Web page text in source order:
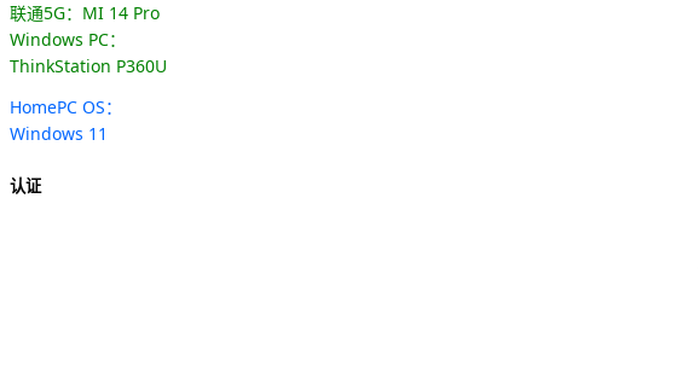
联通5G：MI 14 Pro
Windows PC：
ThinkStation P360U
HomePC OS：
Windows 11
认证